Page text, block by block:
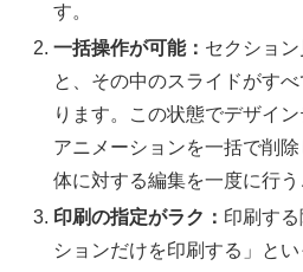
す。
一括操作が可能： セクショ
と、その中のスライドがす
ります。この状態でデザイン
アニメーションを一括で削
体に対する編集を一度に行う
印刷の指定がラク： 印刷す
ションだけを印刷する」と